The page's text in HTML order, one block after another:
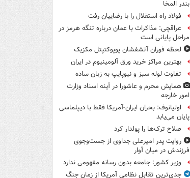
بندر المخا
فولاد راه استقلال را با رضاییان رفت
عراقچی: مذاکرات با عمان درباره تنگه هرمز در
مراحل پایانی است
لحظه فوران آتشفشان پوپوکتپتل مکزیک
بهترین مراکز خرید ورق آلومینیوم در ایران
تفاوت لوله سبز و نیوپایپ به زبان ساده
همایش محرم و عاشورا در آینه اسناد وزارت
امور خارجه
اولیانوف: بحران ایران-آمریکا فقط با دیپلماسی
پایان می‌یابد
صلاح ترک‌ها را پولدار کرد
روایت پدر امیرعلی جداوی از جست‌وجوی
فرزندش در میان آوار
وزیر کشور: جامعه بدون رسانه مفهومی ندارد
جدی‌ترین تقابل نظامی آمریکا از زمان جنگ